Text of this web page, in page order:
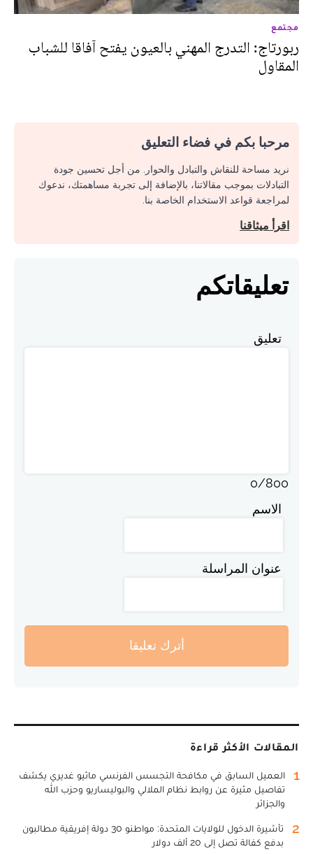
مجتمع
ربورتاج: التدرج المهني بالعيون يفتح آفاقا للشباب
المقاول‎
مرحبا بكم في فضاء التعليق
نريد مساحة للنقاش والتبادل والحوار. من أجل تحسين جودة
التبادلات بموجب مقالاتنا، بالإضافة إلى تجربة مساهمتك، ندعوك
لمراجعة قواعد الاستخدام الخاصة بنا.
اقرأ ميثاقنا
تعليقاتكم
تعليق
0/800
الاسم
عنوان المراسلة
أترك تعليقا
المقالات الأكثر قراءة
1
العميل السابق في مكافحة التجسس الفرنسي ماثيو غديري يكشف
تفاصيل مثيرة عن روابط نظام الملالي والبوليساريو وحزب الله
والجزائر
2
تأشيرة الدخول للولايات المتحدة: مواطنو 30 دولة إفريقية مطالبون
بدفع كفالة تصل إلى 20 ألف دولار